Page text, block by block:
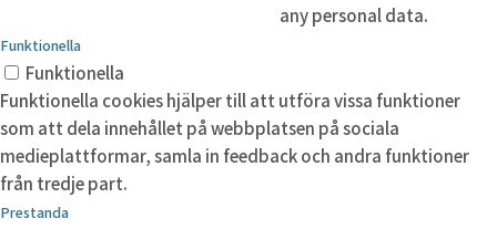
any personal data.
Funktionella
Funktionella
Funktionella cookies hjälper till att utföra vissa funktioner
som att dela innehållet på webbplatsen på sociala
medieplattformar, samla in feedback och andra funktioner
från tredje part.
Prestanda